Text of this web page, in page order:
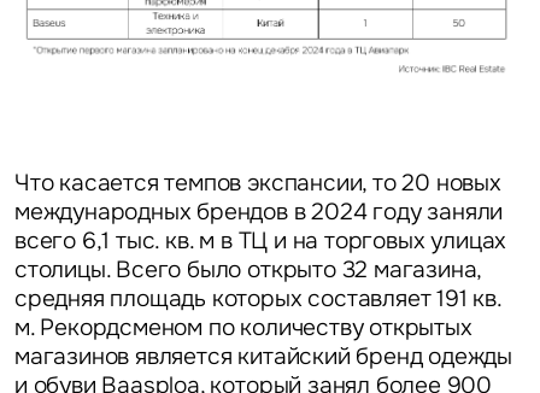
Что касается темпов экспансии, то 20 новых
международных брендов в 2024 году заняли
всего 6,1 тыс. кв. м в ТЦ и на торговых улицах
столицы. Всего было открыто 32 магазина,
средняя площадь которых составляет 191 кв.
м. Рекордсменом по количеству открытых
магазинов является китайский бренд одежды
и обуви Baasploa, который занял более 900